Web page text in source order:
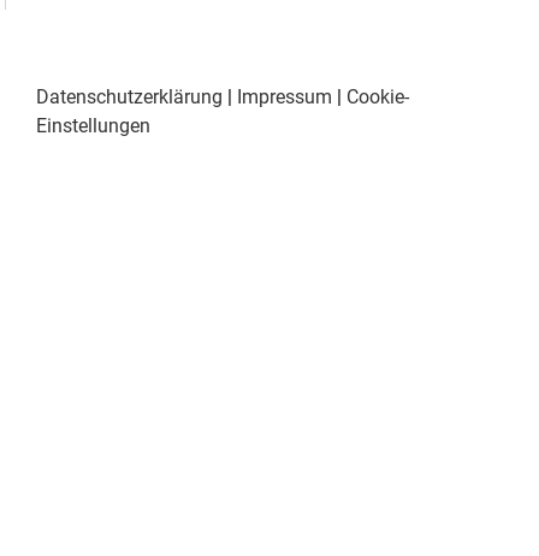
Datenschutzerklärung | Impressum | Cookie-
Einstellungen